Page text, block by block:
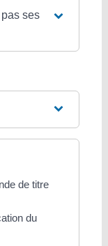
ses
de titre
du